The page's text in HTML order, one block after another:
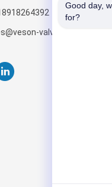
valve.com
Good day,
for?